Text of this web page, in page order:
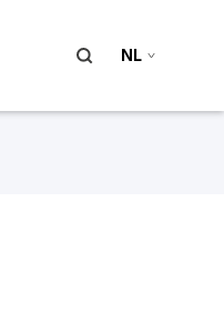
NL